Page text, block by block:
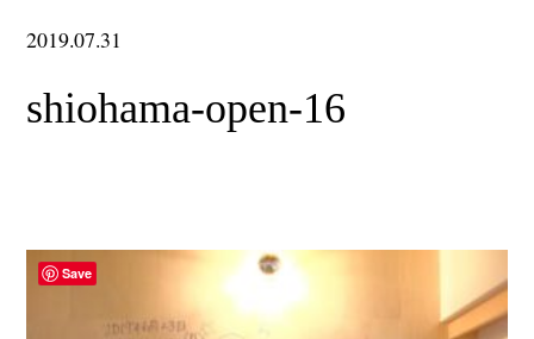
2019.07.31
shiohama-open-16
Save